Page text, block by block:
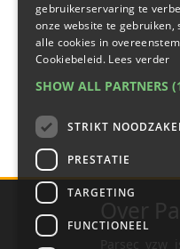
Parsec
gebruikerservaring te
onze website te gebruiken,
alle cookies in
Cookiebeleid. Lees verder
SHOW ALL PARTNERS
STRIKT
PRESTATIE
TARGETING
FUNCTIONEEL